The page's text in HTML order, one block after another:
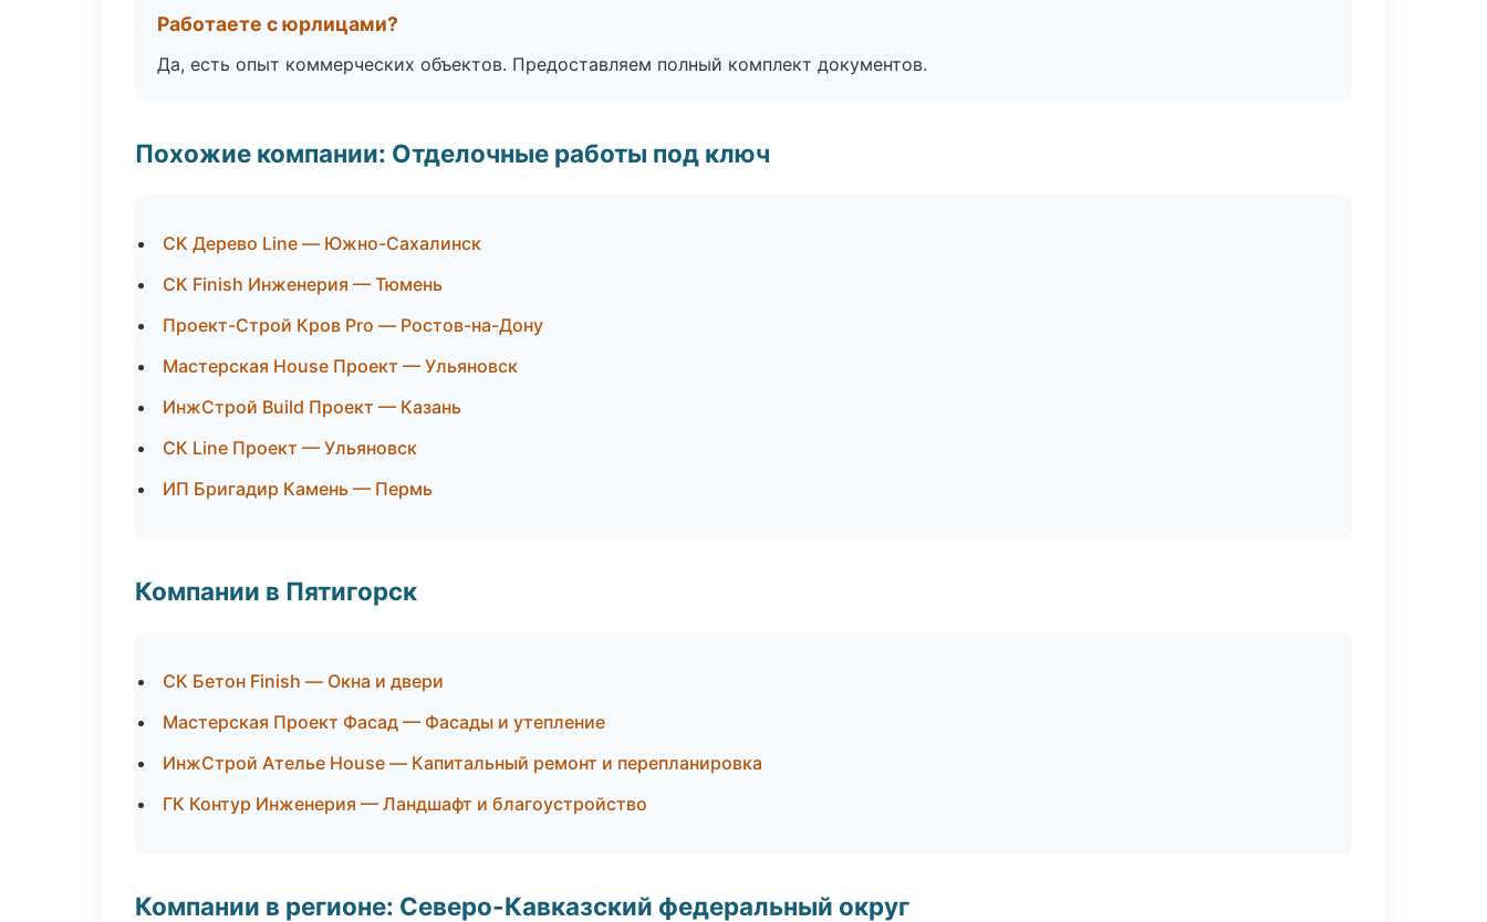
Работаете с юрлицами?
Да, есть опыт коммерческих объектов. Предоставляем полный комплект документов.
Похожие компании: Отделочные работы под ключ
СК Дерево Line — Южно-Сахалинск
СК Finish Инженерия — Тюмень
Проект-Строй Кров Pro — Ростов-на-Дону
Мастерская House Проект — Ульяновск
ИнжСтрой Build Проект — Казань
СК Line Проект — Ульяновск
ИП Бригадир Камень — Пермь
Компании в Пятигорск
СК Бетон Finish — Окна и двери
Мастерская Проект Фасад — Фасады и утепление
ИнжСтрой Ателье House — Капитальный ремонт и перепланировка
ГК Контур Инженерия — Ландшафт и благоустройство
Компании в регионе: Северо-Кавказский федеральный округ